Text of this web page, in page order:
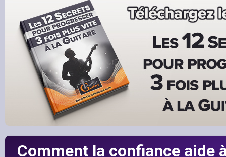
Comment la confiance aide